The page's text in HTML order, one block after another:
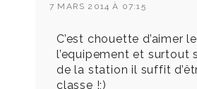
7 MARS 2014 À 07:15
C’est chouette d’aimer
l’equipement et surtout
de la station il suffit
classe !;)